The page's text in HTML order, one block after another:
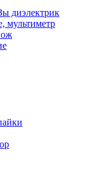
диэлектрик
мультиметр